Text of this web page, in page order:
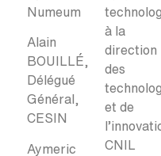
Numeum
Alain
BOUILLÉ,
Délégué
Général,
CESIN
Aymeric
à la
direction
des
et de
CNIL